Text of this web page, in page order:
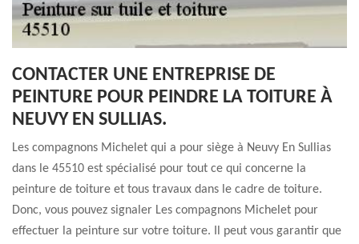
CONTACTER UNE ENTREPRISE DE
PEINTURE POUR PEINDRE LA TOITURE À
NEUVY EN SULLIAS.
Les compagnons Michelet qui a pour siège à Neuvy En Sullias
dans le 45510 est spécialisé pour tout ce qui concerne la
peinture de toiture et tous travaux dans le cadre de toiture.
Donc, vous pouvez signaler Les compagnons Michelet pour
effectuer la peinture sur votre toiture. Il peut vous garantir que